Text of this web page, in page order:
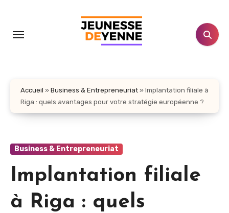
contenu
Accueil » Business & Entrepreneuriat » Implantation filiale à
Riga : quels avantages pour votre stratégie européenne ?
Business & Entrepreneuriat
Implantation filiale
à Riga : quels